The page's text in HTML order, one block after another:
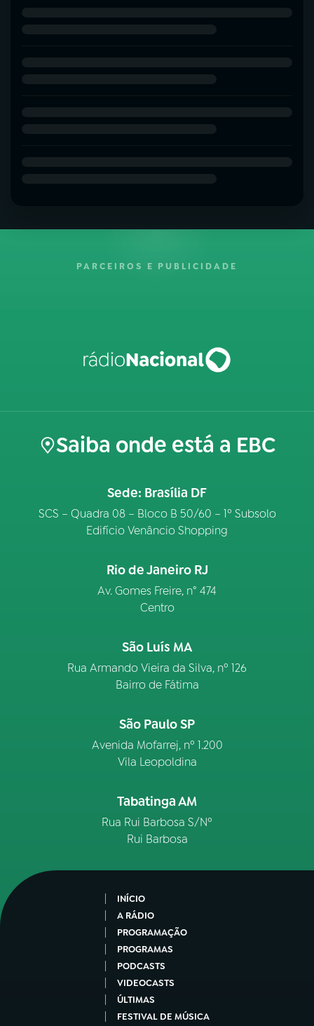
PARCEIROS E PUBLICIDADE
Saiba onde está a EBC
Sede: Brasília DF
SCS – Quadra 08 – Bloco B 50/60 – 1º Subsolo
Edifício Venâncio Shopping
Rio de Janeiro RJ
Av. Gomes Freire, n° 474
Centro
São Luís MA
Rua Armando Vieira da Silva, nº 126
Bairro de Fátima
São Paulo SP
Avenida Mofarrej, nº 1.200
Vila Leopoldina
Tabatinga AM
Rua Rui Barbosa S/Nº
Rui Barbosa
INÍCIO
A RÁDIO
PROGRAMAÇÃO
PROGRAMAS
PODCASTS
VIDEOCASTS
ÚLTIMAS
FESTIVAL DE MÚSICA